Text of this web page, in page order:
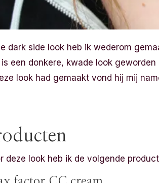
dark side look heb ik wederom
is een donkere, kwade look
look had gemaakt vond hij mij
deze look heb ik de volgende